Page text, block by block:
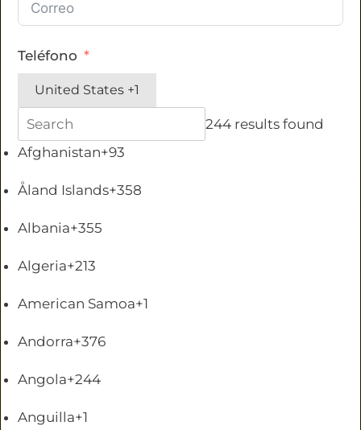
Teléfono
United States +1
244 results found
Afghanistan+93
Åland Islands+358
Albania+355
Algeria+213
American Samoa+1
Andorra+376
Angola+244
Anguilla+1